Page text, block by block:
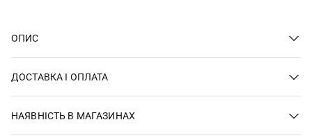
ОПИС
ДОСТАВКА І ОПЛАТА
НАЯВНІСТЬ В МАГАЗИНАХ